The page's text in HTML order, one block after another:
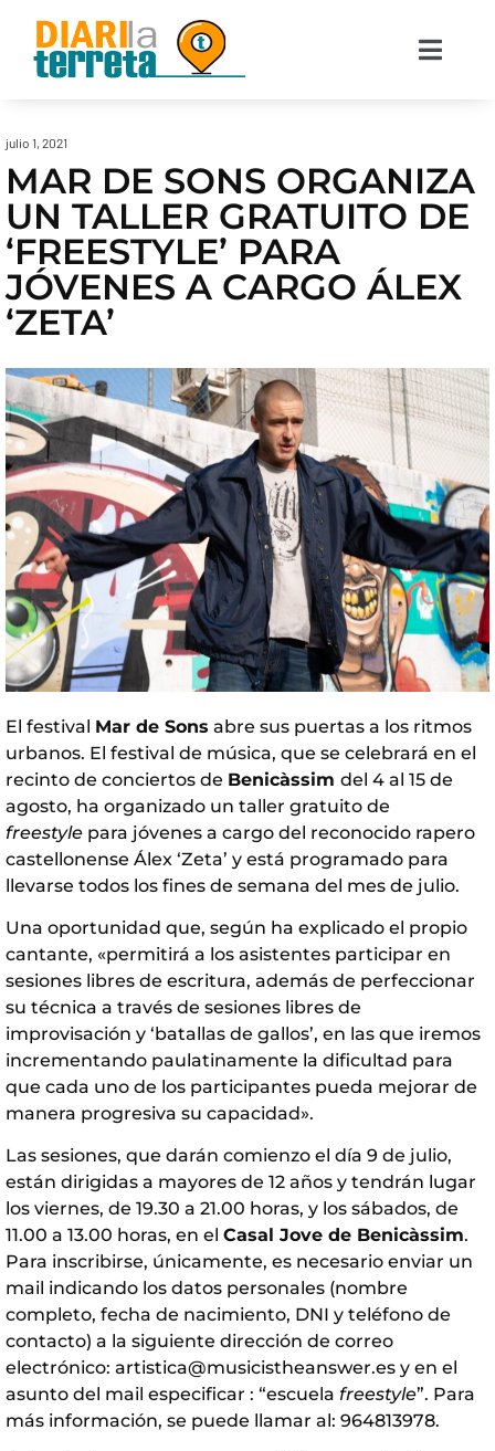
julio 1, 2021
MAR DE SONS ORGANIZA
UN TALLER GRATUITO DE
‘FREESTYLE’ PARA
JÓVENES A CARGO ÁLEX
‘ZETA’
El festival Mar de Sons abre sus puertas a los ritmos
urbanos. El festival de música, que se celebrará en el
recinto de conciertos de Benicàssim del 4 al 15 de
agosto, ha organizado un taller gratuito de
freestyle para jóvenes a cargo del reconocido rapero
castellonense Álex ‘Zeta’ y está programado para
llevarse todos los fines de semana del mes de julio.
Una oportunidad que, según ha explicado el propio
cantante, «permitirá a los asistentes participar en
sesiones libres de escritura, además de perfeccionar
su técnica a través de sesiones libres de
improvisación y ‘batallas de gallos’, en las que iremos
incrementando paulatinamente la dificultad para
que cada uno de los participantes pueda mejorar de
manera progresiva su capacidad».
Las sesiones, que darán comienzo el día 9 de julio,
están dirigidas a mayores de 12 años y tendrán lugar
los viernes, de 19.30 a 21.00 horas, y los sábados, de
11.00 a 13.00 horas, en el Casal Jove de Benicàssim.
Para inscribirse, únicamente, es necesario enviar un
mail indicando los datos personales (nombre
completo, fecha de nacimiento, DNI y teléfono de
contacto) a la siguiente dirección de correo
electrónico: artistica@musicistheanswer.es y en el
asunto del mail especificar : “escuela freestyle”. Para
más información, se puede llamar al: 964813978.